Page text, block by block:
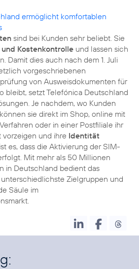
ermöglicht komfortablen
sind bei Kunden sehr beliebt. Sie
Kostenkontrolle und lassen sich
Damit dies auch nach dem 1. Juli
vorgeschriebenen
von Ausweisdokumenten für
bleibt, setzt Telefónica Deutschland
Je nachdem, wo Kunden
sie direkt im Shop, online mit
oder in einer Postfiliale ihr
und ihre Identität
ist es, dass die Aktivierung der SIM-
Mit mehr als 50 Millionen
in Deutschland bedient das
Zielgruppen und
Säule im